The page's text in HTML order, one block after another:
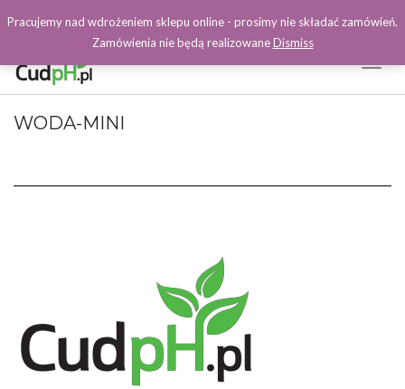
Facebook
WODA-MINI
Pracujemy nad wdrożeniem sklepu online - prosimy nie składać zamówień.
Zamówienia nie będą realizowaneDismiss